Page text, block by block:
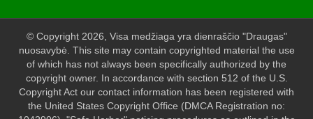
© Copyright 2026, Visa medžiaga yra dienraščio "Draugas"
nuosavybė. This site may contain copyrighted material the use
of which has not always been specifically authorized by the
copyright owner. In accordance with section 512 of the U.S.
Copyright Act our contact information has been registered with
the United States Copyright Office (DMCA Registration no: